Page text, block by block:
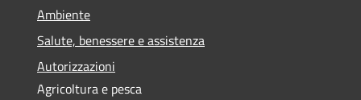
Ambiente
Salute, benessere e assistenza
Autorizzazioni
Agricoltura e pesca